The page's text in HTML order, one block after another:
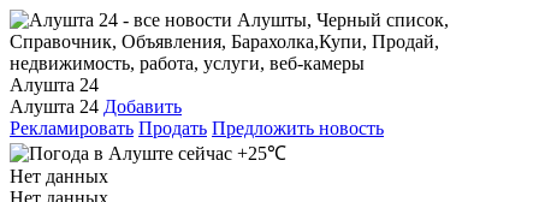
Алушта 24
Алушта 24 Добавить
Рекламировать Продать Предложить новость
+25℃
Нет данных
Нет данных